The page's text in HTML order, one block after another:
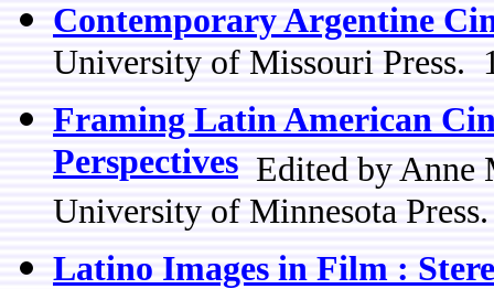
Contemporary Argentine
University of Missouri Press.
Framing Latin American
Perspectives Edited by Anne
University of Minnesota
Latino Images in Film :